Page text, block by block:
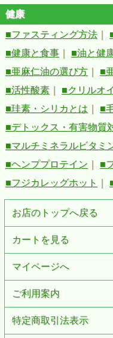
健康
■ファスティング方法
■健康と食事
■油と健
■亜麻仁油の選び方
■
■活性酸素
■クリルオ
■珪素・シリカとは
■
■デトックス・有害物質
■マルチミネラルビタミ
■ヘンププロテイン
■
■フジカレッグホット
お店のトップへ戻る
カートを見る
マイページへ
ご利用案内
特定商取引法表示